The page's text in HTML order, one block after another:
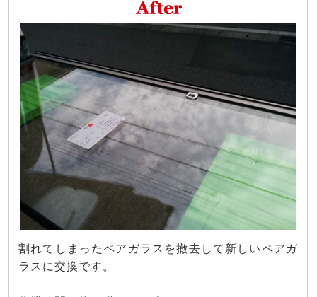
割れてしまったペアガラスを撤去して新しいペアガ
ラスに交換です。